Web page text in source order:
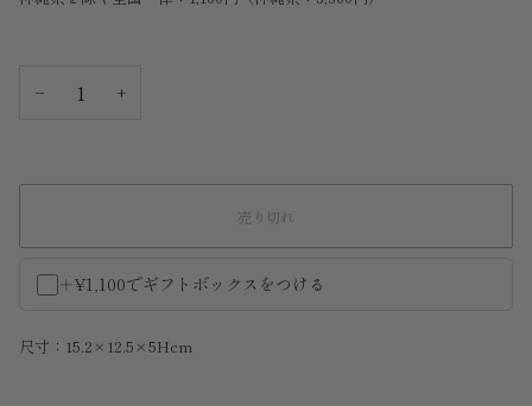
− +
売り切れ
＋¥1,100でギフトボックスをつける
尺寸：15.2×12.5×5Hcm